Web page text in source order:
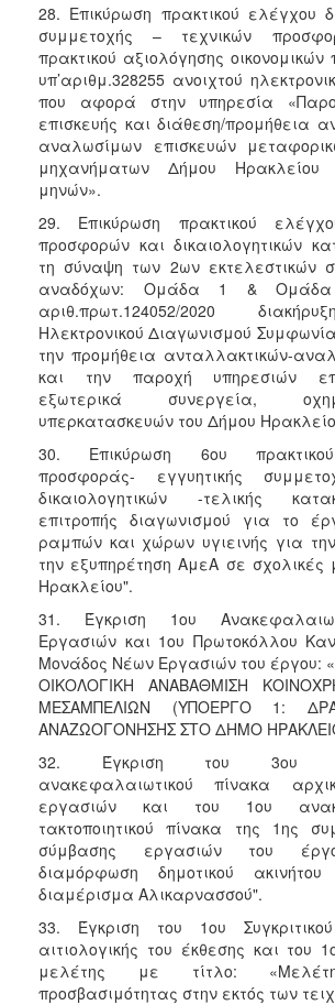
28. Επικύρωση πρακτικού ελέγχου
συμμετοχής – τεχνικών
πρακτικού αξιολόγησης
υπ’αριθμ.328255 ανοιχτού
που αφορά στην υπηρεσία
επισκευής και διάθεση/προμήθεια
αναλωσίμων επισκευών
μηχανήματων Δήμου Ηρακλείου
μηνών».
29. Επικύρωση πρακτικού
προσφορών και δικαιολογητικών
τη σύναψη των 2ων εκτελεστικών
αναδόχων: Ομάδα 1 &
αριθ.πρωτ.124052/2020
Ηλεκτρονικού Διαγωνισμού
την προμήθεια ανταλλακτικών-
και την παροχή υπηρεσιών
εξωτερικά συνεργεία,
υπερκατασκευών του Δήμου
30. Επικύρωση 6ου
προσφοράς- εγγυητικής
δικαιολογητικών -τελικής
επιτροπής διαγωνισμού για το
ραμπών και χώρων υγιεινής για
την εξυπηρέτηση ΑμεΑ σε σχολικές
Ηρακλείου".
31. Έγκριση 1ου
Εργασιών και 1ου Πρωτοκόλλου
Μονάδος Νέων Εργασιών του έργου:
ΟΙΚΟΛΟΓΙΚΗ ΑΝΑΒΑΘΜΙΣΗ
ΜΕΣΑΜΠΕΛΙΩΝ (ΥΠΟΕΡΓΟ 1:
ΑΝΑΖΩΟΓΟΝΗΣΗΣ ΣΤΟ ΔΗΜΟ
32. Έγκριση του 3ου
ανακεφαλαιωτικού πίνακα
εργασιών και του 1ου
τακτοποιητικού πίνακα της 1ης
σύμβασης εργασιών του
διαμόρφωση δημοτικού ακινήτου
διαμέρισμα Αλικαρνασσού".
33. Έγκριση του 1ου
αιτιολογικής του έκθεσης και του
μελέτης με τίτλο:
προσβασιμότητας στην εκτός των